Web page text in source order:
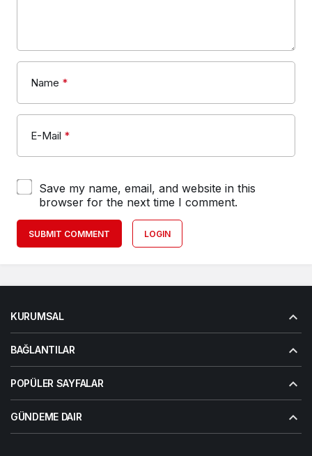
Name *
E-Mail *
Save my name, email, and website in this
browser for the next time I comment.
SUBMIT COMMENT LOGIN
KURUMSAL
BAĞLANTILAR
POPÜLER SAYFALAR
GÜNDEME DAIR